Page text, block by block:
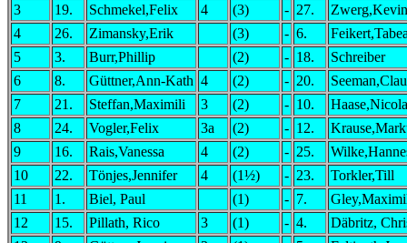
3
19. Schmekel,Felix 4 (3) - 27.
Zwerg,Kevin
4
26. Zimansky,Erik (3) - 6.
5
3. Burr,Phillip (2) - 18.
Schreiber
6
8. Güttner,Ann-Kath 4 (2) - 20.
7
21. Steffan,Maximili 3 (2) - 10.
8
24. Vogler,Felix 3a (2) - 12.
9
16. Rais,Vanessa 4 (2) - 25.
10
22. Tönjes,Jennifer 4 (1½) - 23.
Torkler,Till
11
1. Biel, Paul (1) - 7.
12
15. Pillath, Rico 3 (1) - 4.
Däbritz,